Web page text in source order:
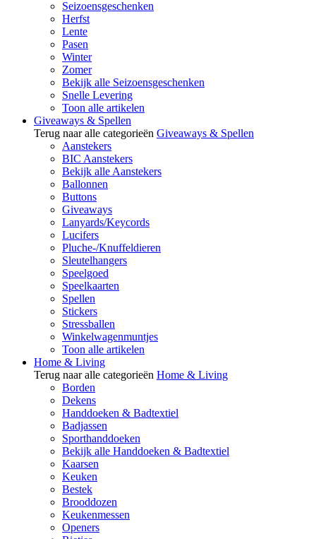
Seizoensgeschenken
Herfst
Lente
Pasen
Winter
Zomer
Bekijk alle Seizoensgeschenken
Snelle Levering
Toon alle artikelen
Giveaways & Spellen
Terug naar alle categorieën Giveaways & Spellen
Aanstekers
BIC Aanstekers
Bekijk alle Aanstekers
Ballonnen
Buttons
Giveaways
Lanyards/Keycords
Lucifers
Pluche-/Knuffeldieren
Sleutelhangers
Speelgoed
Speelkaarten
Spellen
Stickers
Stressballen
Winkelwagenmuntjes
Toon alle artikelen
Home & Living
Terug naar alle categorieën Home & Living
Borden
Dekens
Handdoeken & Badtextiel
Badjassen
Sporthanddoeken
Bekijk alle Handdoeken & Badtextiel
Kaarsen
Keuken
Bestek
Brooddozen
Keukenmessen
Openers